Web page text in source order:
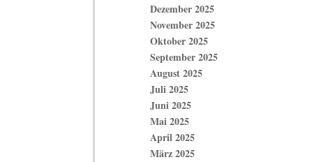
Dezember 2025
November 2025
Oktober 2025
September 2025
August 2025
Juli 2025
Juni 2025
Mai 2025
April 2025
März 2025